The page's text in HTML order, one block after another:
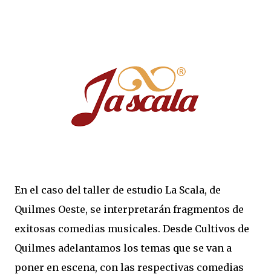
En el caso del taller de estudio La Scala, de
Quilmes Oeste, se interpretarán fragmentos de
exitosas comedias musicales. Desde Cultivos de
Quilmes adelantamos los temas que se van a
poner en escena, con las respectivas comedias